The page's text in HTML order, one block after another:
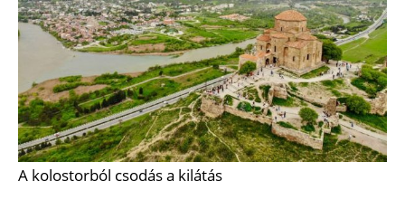
A kolostorból csodás a kilátás